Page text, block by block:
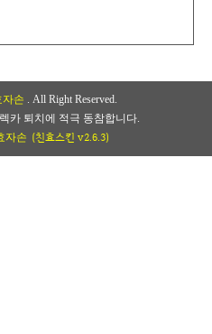
자손
. All Right Reserved.
렉카 퇴치에 적극 동참합니다.
자손 (친효스킨 v2.6.3)